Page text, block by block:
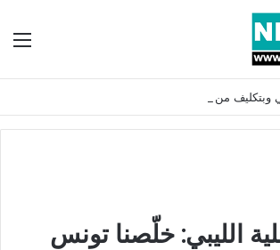
الليبي: خلّصنا تونس